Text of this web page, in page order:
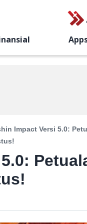
Impact Versi 5.0: